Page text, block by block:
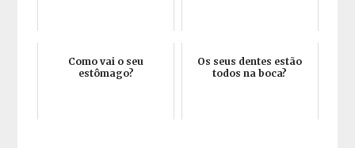
Como vai o seu
estômago?
Os seus dentes estão
todos na boca?